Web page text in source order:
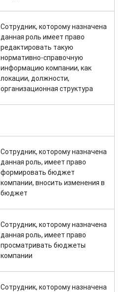
Сотрудник, которому назначена
данная роль имеет право
редактировать такую
нормативно-справочную
информацию компании, как
локации, должности,
организационная структура
Сотрудник, которому назначена
данная роль, имеет право
формировать бюджет
компании, вносить изменения в
бюджет
Сотрудник, которому назначена
данная роль, имеет право
просматривать бюджеты
компании
Сотрудник, которому назначена